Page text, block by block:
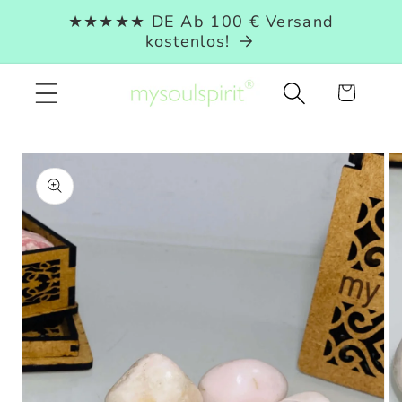
zum★★★★★ DE Ab 100 € Versand
kostenlos!
Warenkorb